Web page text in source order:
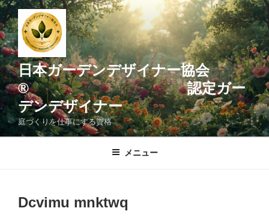
コ
ン
テ
ン
ツ
へ
ス
キ
ッ
プ
日本ガーデンデザイナー協会
® 認定ガー
デンデザイナー
庭づくりを仕事にする資格
メニュー
Dcvimu mnktwq